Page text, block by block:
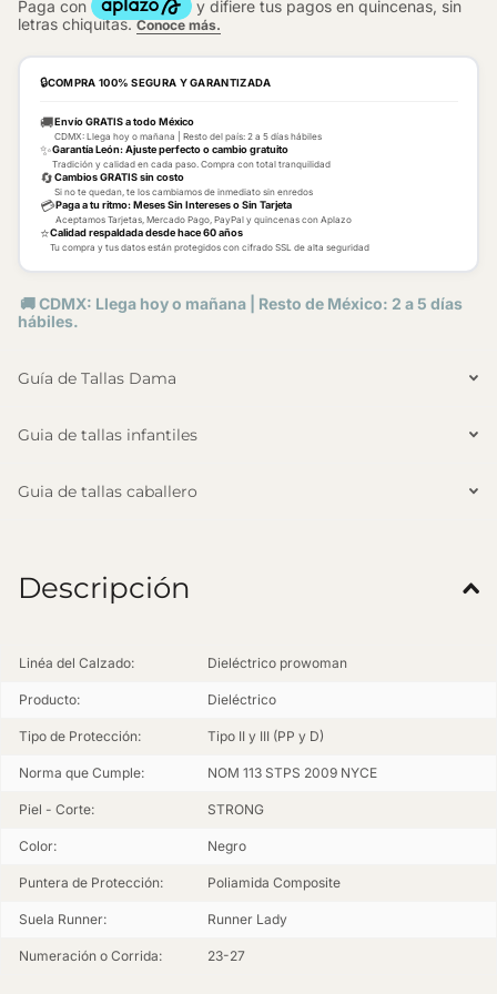
🔒COMPRA 100% SEGURA Y GARANTIZADA
🚚Envío GRATIS a todo México
CDMX: Llega hoy o mañana | Resto del país: 2 a 5 días hábiles
✨Garantía León: Ajuste perfecto o cambio gratuito
Tradición y calidad en cada paso. Compra con total tranquilidad
🔄Cambios GRATIS sin costo
Si no te quedan, te los cambiamos de inmediato sin enredos
💳Paga a tu ritmo: Meses Sin Intereses o Sin Tarjeta
Aceptamos Tarjetas, Mercado Pago, PayPal y quincenas con Aplazo
⭐Calidad respaldada desde hace 60 años
Tu compra y tus datos están protegidos con cifrado SSL de alta seguridad
🚚 CDMX: Llega hoy o mañana | Resto de México: 2 a 5 días
hábiles.
Guía de Tallas Dama
Guia de tallas infantiles
Guia de tallas caballero
Descripción
Linéa del Calzado: Dieléctrico prowoman
Producto: Dieléctrico
Tipo de Protección: Tipo II y III (PP y D)
Norma que Cumple: NOM 113 STPS 2009 NYCE
Piel - Corte: STRONG
Color: Negro
Puntera de Protección: Poliamida Composite
Suela Runner: Runner Lady
Numeración o Corrida: 23-27